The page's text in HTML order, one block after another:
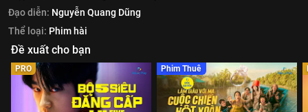
Đạo diễn: Nguyễn Quang Dũng
Thể loại: Phim hài
Đề xuất cho bạn
PRO Phim Thuê